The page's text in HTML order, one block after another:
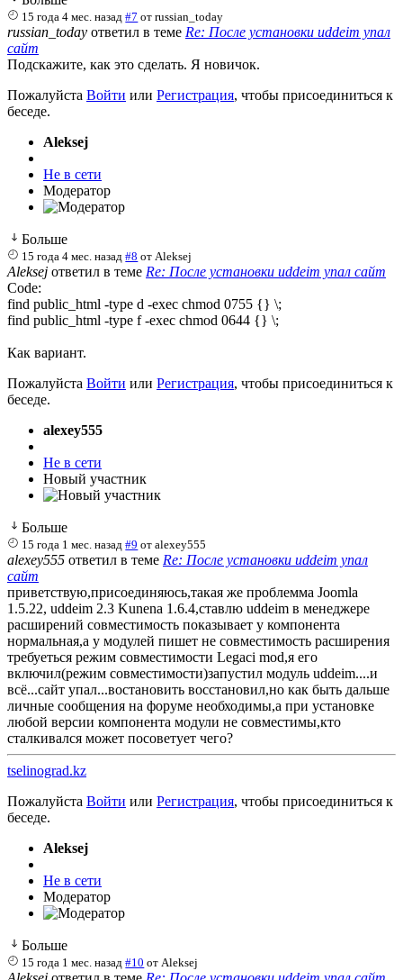
15 года 4 мес. назад #7 отrussian_today
russian_today ответил в теме Re: После установки uddeim упал
сайт
Подскажите, как это сделать. Я новичок.
Пожалуйста Войти или Регистрация, чтобы присоединиться к
беседе.
Aleksej
Не в сети
Модератор
Больше
15 года 4 мес. назад #8 отAleksej
Aleksej ответил в теме Re: После установки uddeim упал сайт
Code:
find public_html -type d -exec chmod 0755 {} \;
find public_html -type f -exec chmod 0644 {} \;
Как вариант.
Пожалуйста Войти или Регистрация, чтобы присоединиться к
беседе.
alexey555
Не в сети
Новый участник
Больше
15 года 1 мес. назад #9 отalexey555
alexey555 ответил в теме Re: После установки uddeim упал
сайт
приветствую,присоединяюсь,такая же проблемма Joomla
1.5.22, uddeim 2.3 Kunena 1.6.4,ставлю uddeim в менеджере
расширений совместимость показывает у компонента
нормальная,а у модулей пишет не совместимость расширения
требуеться режим совместимости Legaci mod,я его
включил(режим совместимости)запустил модуль uddeim....и
всё...сайт упал...востановить восстановил,но как быть дальше
личные сообщения на форуме необходимы,а при установке
любой версии компонента модули не совместимы,кто
сталкивался может посоветует чего?
tselinograd.kz
Пожалуйста Войти или Регистрация, чтобы присоединиться к
беседе.
Aleksej
Не в сети
Модератор
Больше
15 года 1 мес. назад #10 отAleksej